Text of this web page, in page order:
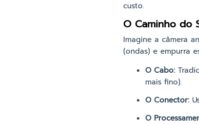
custo.
O Caminho do
Imagine a câmera
(ondas) e empurra
O Cabo:
mais fino).
O Conector:
O